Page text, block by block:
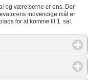
og værelserne er ens. Der
indvendige mål er
for at komme til 1. sal.